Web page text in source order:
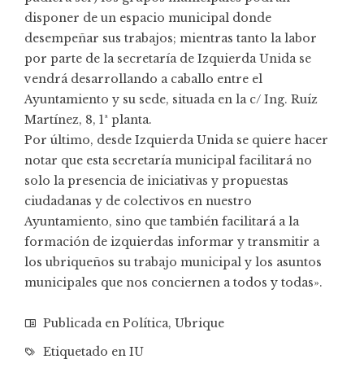
disponer de un espacio municipal donde
desempeñar sus trabajos; mientras tanto la labor
por parte de la secretaría de Izquierda Unida se
vendrá desarrollando a caballo entre el
Ayuntamiento y su sede, situada en la c/ Ing. Ruíz
Martínez, 8, 1ª planta.
Por último, desde Izquierda Unida se quiere hacer
notar que esta secretaría municipal facilitará no
solo la presencia de iniciativas y propuestas
ciudadanas y de colectivos en nuestro
Ayuntamiento, sino que también facilitará a la
formación de izquierdas informar y transmitir a
los ubriqueños su trabajo municipal y los asuntos
municipales que nos conciernen a todos y todas».
Publicada en Política, Ubrique
Etiquetado en IU